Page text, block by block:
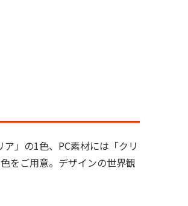
」の1色、PC素材には「クリ
をご用意。デザインの世界観